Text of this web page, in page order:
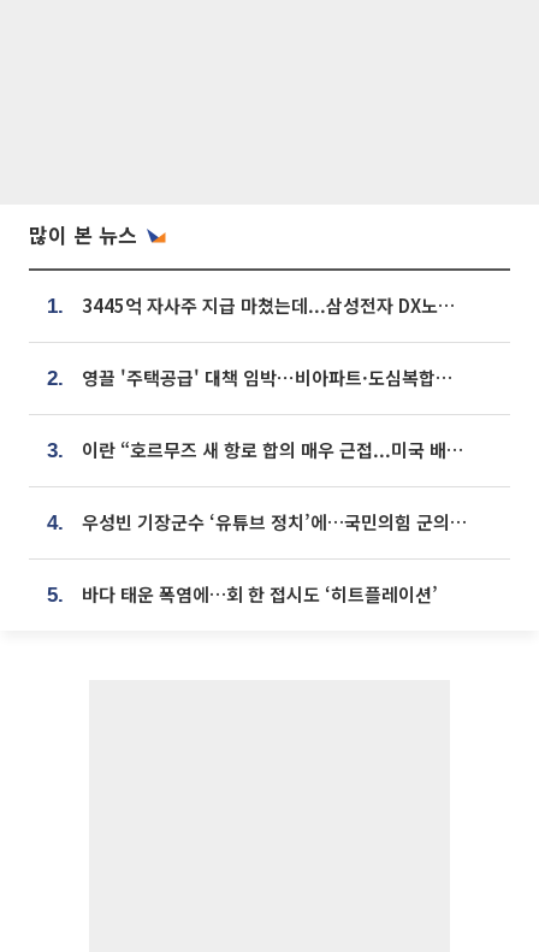
많이 본 뉴스
1. 3445억 자사주 지급 마쳤는데...삼성전자 DX노조, 뒤늦은 '떼쓰기 집회'
2. 영끌 '주택공급' 대책 임박⋯비아파트·도심복합까지 총동원
3. 이란 “호르무즈 새 항로 합의 매우 근접...미국 배상 먼저”
4. 우성빈 기장군수 ‘유튜브 정치’에…국민의힘 군의원들 집단 반발
5. 바다 태운 폭염에…회 한 접시도 ‘히트플레이션’